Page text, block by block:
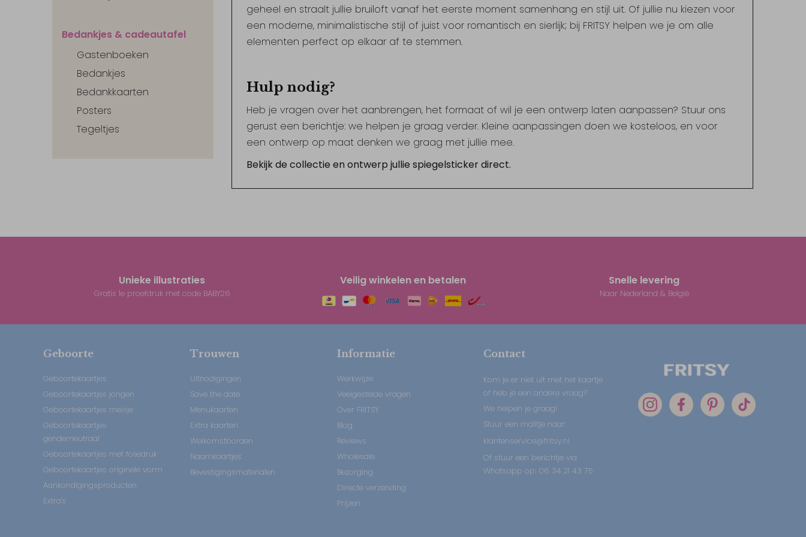
Bedankjes & cadeautafel
Gastenboeken
Bedankjes
Bedankkaarten
Posters
Tegeltjes
geheel en straalt jullie bruiloft vanaf het eerste moment samenhang en stijl uit. Of jullie nu kiezen voor
een moderne, minimalistische stijl of juist voor romantisch en sierlijk; bij FRITSY helpen we je om alle
elementen perfect op elkaar af te stemmen.
Hulp nodig?
Heb je vragen over het aanbrengen, het formaat of wil je een ontwerp laten aanpassen? Stuur ons
gerust een berichtje: we helpen je graag verder. Kleine aanpassingen doen we kosteloos, en voor
een ontwerp op maat denken we graag met jullie mee.
Bekijk de collectie en ontwerp jullie spiegelsticker direct.
Unieke illustraties
Gratis 1e proefdruk met code BABY26
Veilig winkelen en betalen Snelle levering
Naar Nederland & België
Geboorte
Geboortekaartjes
Geboortekaartjes jongen
Geboortekaartjes meisje
Geboortekaartjes
genderneutraal
Geboortekaartjes met foliedruk
Geboortekaartjes originele vorm
Aankondigingsproducten
Extra's
Trouwen
Uitnodigingen
Save the date
Menukaarten
Extra kaarten
Welkomstborden
Naamkaartjes
Bevestigingsmaterialen
Informatie
Werkwijze
Veelgestelde vragen
Over FRITSY
Blog
Reviews
Wholesale
Bezorging
Directe verzending
Prijzen
Contact
Kom je er niet uit met het kaartje
of heb je een andere vraag?
We helpen je graag!
Stuur een mailtje naar:
klantenservice@fritsy.nl
Of stuur een berichtje via
Whatsapp op: 06 34 21 43 75